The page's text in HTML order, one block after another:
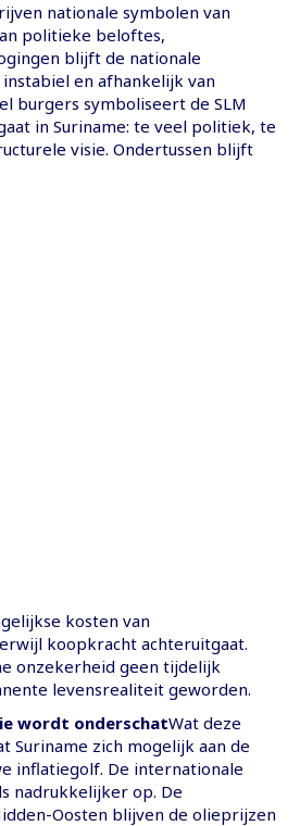
nationale symbolen van
politieke beloftes,
blijft de nationale
en afhankelijk van
burgers symboliseert de SLM
in Suriname: te veel politiek, te
visie. Ondertussen blijft
kosten van
koopkracht achteruitgaat.
onzekerheid geen tijdelijk
levensrealiteit geworden.
wordt onderschatWat deze
Suriname zich mogelijk aan de
inflatiegolf. De internationale
nadrukkelijker op. De
Oosten blijven de olieprijzen